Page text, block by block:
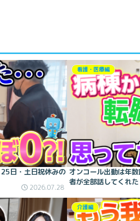
日・土日祝休みの
2026.07.28
看護・医療編
オンコール出動は年
者が全部話してくれた
介護編